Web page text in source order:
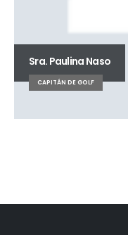
Sra. Paulina Naso
CAPITÁN DE GOLF